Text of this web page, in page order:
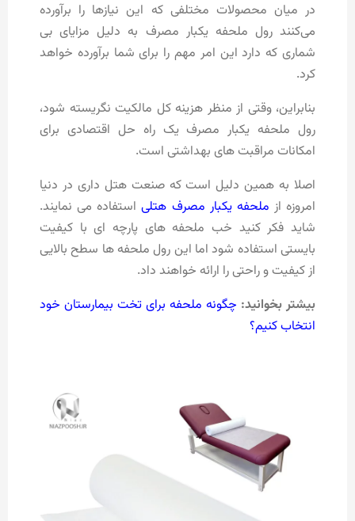
در میان محصولات مختلفی که این نیازها را برآورده
می‌کنند رول ملحفه یکبار مصرف به دلیل مزایای بی
شماری که دارد این امر مهم را برای شما برآورده خواهد
کرد.
بنابراین، وقتی از منظر هزینه کل مالکیت نگریسته شود،
رول ملحفه یکبار مصرف یک راه‌ حل اقتصادی برای
امکانات مراقبت‌ های بهداشتی است.
اصلا به همین دلیل است که صنعت هتل داری در دنیا
امروزه از ملحفه یکبار مصرف هتلیاستفاده می نمایند.
شاید فکر کنید خب ملحفه های پارچه ای با کیفیت
بایستی استفاده شود اما این رول ملحفه ها سطح بالایی
از کیفیت و راحتی را ارائه خواهند داد.
بیشتر بخوانید: چگونه ملحفه برای تخت بیمارستان خود
انتخاب کنیم؟